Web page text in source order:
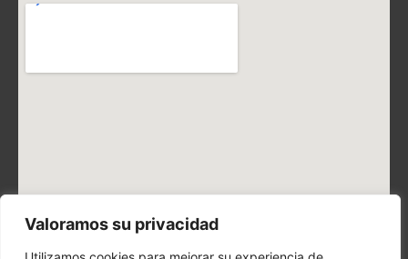
Valoramos su privacidad